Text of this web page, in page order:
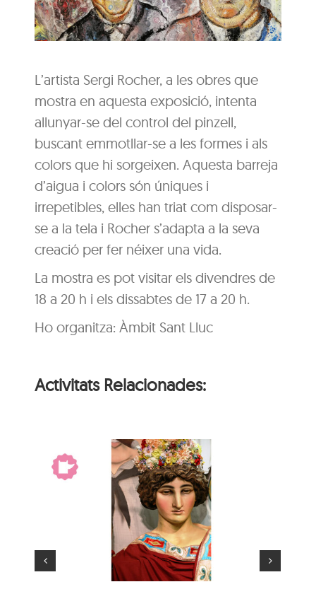
L’artista Sergi Rocher, a les obres que
mostra en aquesta exposició, intenta
allunyar-se del control del pinzell,
buscant emmotllar-se a les formes i als
colors que hi sorgeixen. Aquesta barreja
d’aigua i colors són úniques i
irrepetibles, elles han triat com disposar-
se a la tela i Rocher s’adapta a la seva
creació per fer néixer una vida.
La mostra es pot visitar els divendres de
18 a 20 h i els dissabtes de 17 a 20 h.
Ho organitza: Àmbit Sant Lluc
Activitats Relacionades:
El gegant més gran